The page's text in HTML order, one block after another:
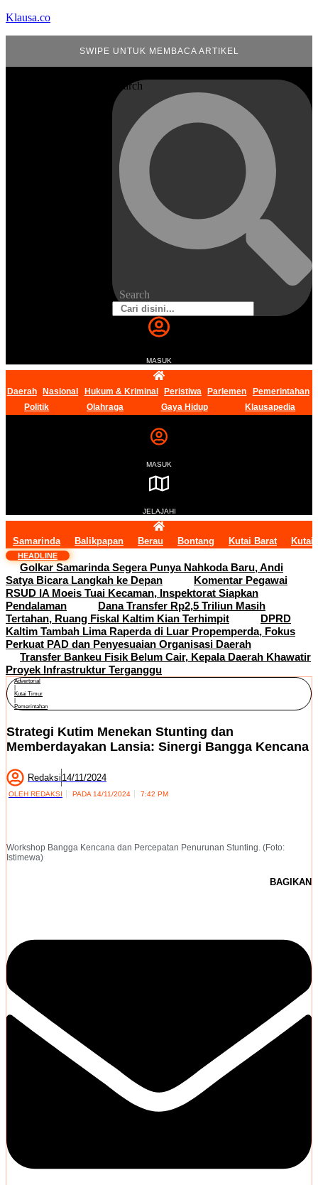
Klausa.co
SWIPE UNTUK MEMBACA ARTIKEL
Search
Search
MASUK
Daerah Nasional Hukum & Kriminal Peristiwa Parlemen
Pemerintahan
Politik
Olahraga Gaya Hidup Klausapedia
MASUK
JELAJAHI
Samarinda Balikpapan Berau Bontang Kutai Barat Kutai
HEADLINE
Golkar Samarinda Segera Punya Nahkoda Baru, Andi
Satya Bicara Langkah ke Depan
Komentar Pegawai
RSUD IA Moeis Tuai Kecaman, Inspektorat Siapkan
Pendalaman
Dana Transfer Rp2,5 Triliun Masih
Tertahan, Ruang Fiskal Kaltim Kian Terhimpit
DPRD
Kaltim Tambah Lima Raperda di Luar Propemperda, Fokus
Perkuat PAD dan Penyesuaian Organisasi Daerah
Transfer Bankeu Fisik Belum Cair, Kepala Daerah Khawatir
Proyek Infrastruktur Terganggu
Advertorial
Kutai Timur
Pemerintahan
Strategi Kutim Menekan Stunting dan
Memberdayakan Lansia: Sinergi Bangga Kencana
Redaksi 14/11/2024
OLEH REDAKSI PADA 14/11/2024 7:42 PM
Workshop Bangga Kencana dan Percepatan Penurunan Stunting. (Foto:
Istimewa)
BAGIKAN